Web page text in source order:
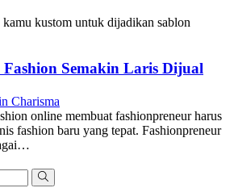
Semakin Laris Dijual
Charisma
online membuat fashionpreneur harus
fashion baru yang tepat. Fashionpreneur